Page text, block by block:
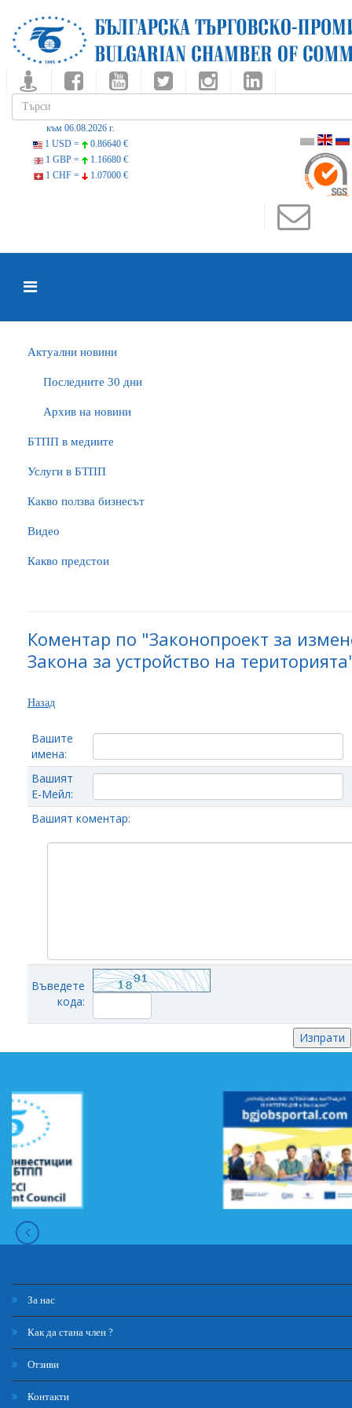
към 06.08.2026 г.
1 USD =
0.86640 €
1 GBP =
1.16680 €
1 CHF =
1.07000 €
Актуални новини
Последните 30 дни
Архив на новини
БTПП в медиите
Услуги в БТПП
Какво ползва бизнесът
Видео
Какво предстои
Коментар по "Законопроект за
Закона за устройство на
Назад
Вашите
имена:
Вашият
Е-Мейл:
Вашият коментар:
Въведете
кода:
За нас
Как да стана член ?
Отзиви
Контакти